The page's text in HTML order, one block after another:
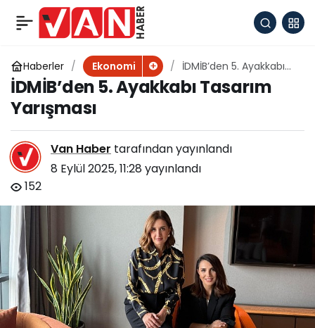
Haberler Ekonomi
İDMİB’den 5. Ayakkabı
Tasarım Yarışması
İDMİB’den 5. Ayakkabı Tasarım
Yarışması
Van Haber tarafından yayınlandı
8 Eylül 2025, 11:28 yayınlandı
152
Kuru incir ihracatı 350
milyon doları aştı
Paylaş